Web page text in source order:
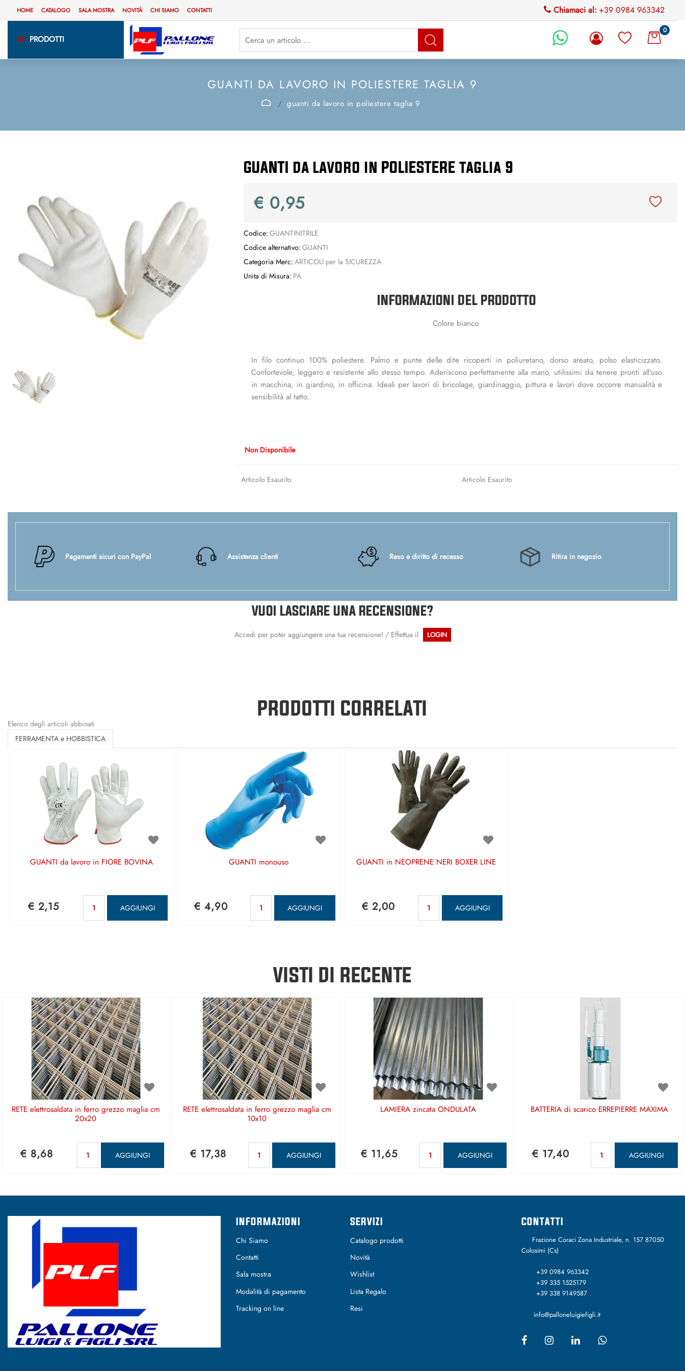
HOME CATALOGO SALA MOSTRA NOVITÀ CHI SIAMO CONTATTI Chiamaci al: +39 0984 963342
PRODOTTI
La modifica di un filtro aggiorna automaticamente gli altri filtri disponibili. 0
GUANTI DA LAVORO IN POLIESTERE TAGLIA 9
guanti da lavoro in poliestere taglia 9
GUANTI da lavoro in POLIESTERE taglia 9
€ 0,95
Codice: GUANTINITRILE
Codice alternativo: GUANTI
Categoria Merc: ARTICOLI per la SICUREZZA
Unita di Misura: PA
INFORMAZIONI DEL PRODOTTO
Colore bianco.
In filo continuo 100% poliestere. Palmo e punte delle dite ricoperti in poliuretano, dorso areato, polso elasticizzato.
Confortevole, leggero e resistente allo stesso tempo. Aderiscono perfettamente alla mano, utilissimi da tenere pronti all'uso
in macchina, in giardino, in officina. Ideali per lavori di bricolage, giardinaggio, pittura e lavori dove occorre manualità e
sensibilità al tatto.
Non Disponibile
Articolo Esaurito Articolo Esaurito
Pagamenti sicuri con PayPal Assistenza clienti Reso e diritto di recesso Ritira in negozio
VUOI LASCIARE UNA RECENSIONE?
Accedi per poter aggiungere una tua recensione! / Effettua il LOGIN
PRODOTTI CORRELATI
Elenco degli articoli abbinati
FERRAMENTA e HOBBISTICA
GUANTI da lavoro in FIORE BOVINA
€ 2,15 AGGIUNGI
GUANTI monouso
€ 4,90 AGGIUNGI
GUANTI in NEOPRENE NERI BOXER LINE
€ 2,00 AGGIUNGI
VISTI DI RECENTE
RETE elettrosaldata in ferro grezzo maglia cm
20x20
€ 8,68 AGGIUNGI
RETE elettrosaldata in ferro grezzo maglia cm
10x10
€ 17,38 AGGIUNGI
LAMIERA zincata ONDULATA
€ 11,65 AGGIUNGI
BATTERIA di scarico ERREPIERRE MAXIMA
€ 17,40 AGGIUNGI
INFORMAZIONI
Chi Siamo
Contatti
Sala mostra
Modalità di pagamento
Tracking on line
SERVIZI
Catalogo prodotti
Novità
Wishlist
Lista Regalo
Resi
CONTATTI
Frazione Coraci Zona Industriale, n. 157 87050
Colosimi (Cs)
+39 0984 963342
+39 335 1525179
+39 338 9149587
info@palloneluigiefigli.it